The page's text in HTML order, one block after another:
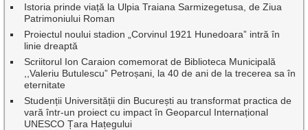
Istoria prinde viață la Ulpia Traiana Sarmizegetusa, de Ziua
Patrimoniului Roman
Proiectul noului stadion „Corvinul 1921 Hunedoara” intră în
linie dreaptă
Scriitorul Ion Caraion comemorat de Biblioteca Municipală
,,Valeriu Butulescu” Petroșani, la 40 de ani de la trecerea sa în
eternitate
Studenții Universității din București au transformat practica de
vară într-un proiect cu impact în Geoparcul Internațional
UNESCO Țara Hațegului